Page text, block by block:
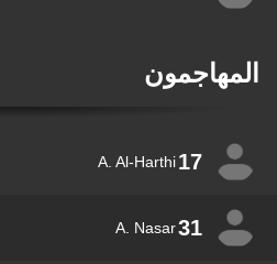
17
A. Al-Harthi
31
A. Nasar